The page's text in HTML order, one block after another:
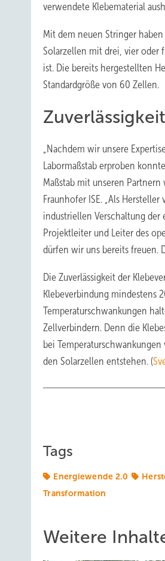
verwendete Klebematerial
Mit dem neuen Stringer
Solarzellen mit drei, vier oder
ist. Die bereits hergestellten
Standardgröße von 60 Zellen.
„Nachdem wir unsere
Labormaßstab erproben
Maßstab mit unseren
Fraunhofer ISE. „Als
industriellen Verschaltung
Projektleiter und Leiter des
dürfen wir uns bereits freuen.
Die Zuverlässigkeit der
Klebeverbindung mindestens
Temperaturschwankungen
Zellverbindern. Denn die
bei
den Solarzellen entstehen. (
Tags
Energiewende 2.0
Transformation
Weitere